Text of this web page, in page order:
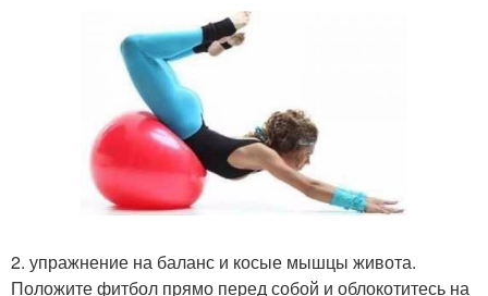
2. упражнение на баланс и косые мышцы живота.
Положите фитбол прямо перед собой и облокотитесь на